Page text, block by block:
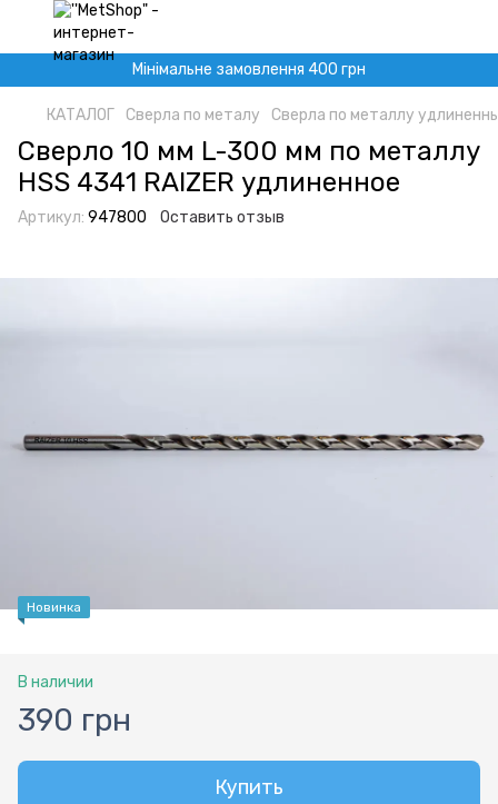
Мінімальне замовлення 400 грн
КАТАЛОГ Сверла по металу Сверла по металлу
Сверло 10 мм L-300 мм по металлу
HSS 4341 RAIZER удлиненное
Артикул: 947800 Оставить отзыв
Новинка
В наличии
390 грн
Купить